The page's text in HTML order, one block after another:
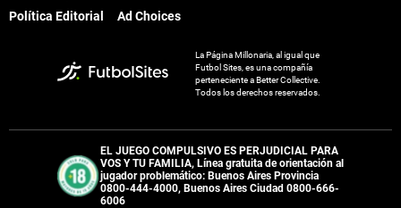
Política Editorial
Ad Choices
La Página Millonaria, al igual que
Futbol Sites, es una compañía
perteneciente a Better Collective.
Todos los derechos reservados.
EL JUEGO COMPULSIVO ES PERJUDICIAL PARA
VOS Y TU FAMILIA, Línea gratuita de orientación al
jugador problemático: Buenos Aires Provincia
0800-444-4000, Buenos Aires Ciudad 0800-666-
6006